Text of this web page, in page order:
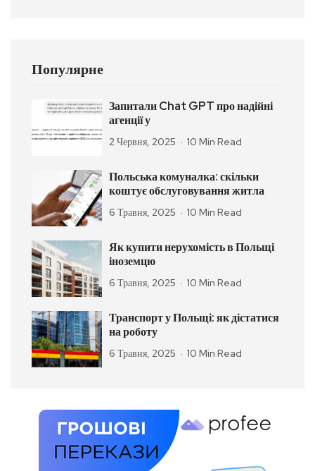
Популярне
Запитали Chat GPT про надійні
агенції у
2 Червня, 2025 10 Min Read
Польська комуналка: скільки
коштує обслуговування житла
6 Травня, 2025 10 Min Read
Як купити нерухомість в Польщі
іноземцю
6 Травня, 2025 10 Min Read
Транспорт у Польщі: як дістатися
на роботу
6 Травня, 2025 10 Min Read